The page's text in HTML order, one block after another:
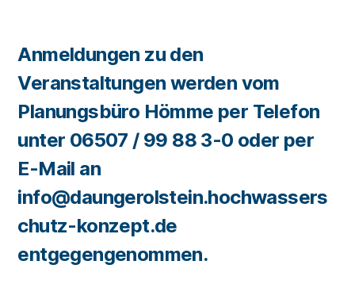
Anmeldungen zu den
Veranstaltungen werden vom
Planungsbüro Hömme per Telefon
unter 06507 / 99 88 3-0 oder per
E-Mail an
info@daungerolstein.hochwassers
chutz-konzept.de
entgegengenommen.